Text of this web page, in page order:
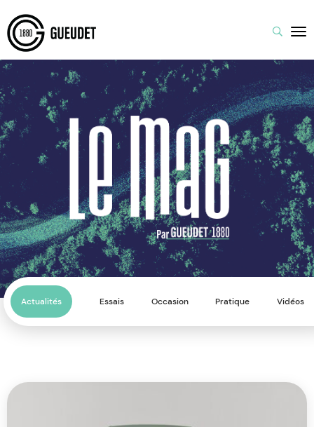
Actualités Essais Occasion Pratique Vidéos